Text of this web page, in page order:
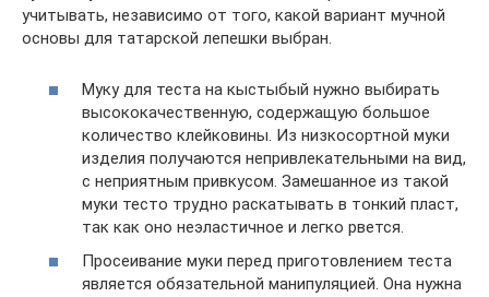
учитывать, независимо от того, какой вариант мучной
основы для татарской лепешки выбран.
Муку для теста на кыстыбый нужно выбирать
высококачественную, содержащую большое
количество клейковины. Из низкосортной муки
изделия получаются непривлекательными на вид,
с неприятным привкусом. Замешанное из такой
муки тесто трудно раскатывать в тонкий пласт,
так как оно неэластичное и легко рвется.
Просеивание муки перед приготовлением теста
является обязательной манипуляцией. Она нужна